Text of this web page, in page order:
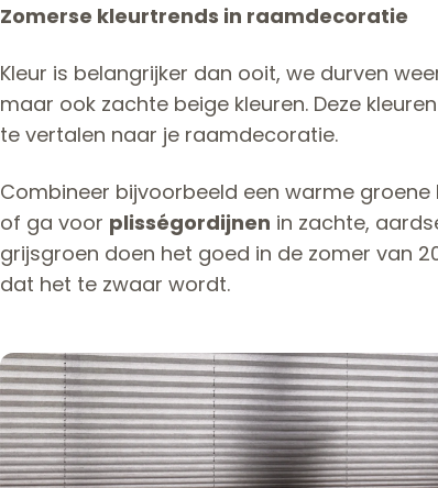
Zomerse kleurtrends in raamdecoratie
Kleur is belangrijker dan ooit, we durven
maar ook zachte beige kleuren. Deze
te vertalen naar je raamdecoratie.
Combineer bijvoorbeeld een warme groene
of ga voor plisségordijnen in zachte,
grijsgroen doen het goed in de zomer van
dat het te zwaar wordt.